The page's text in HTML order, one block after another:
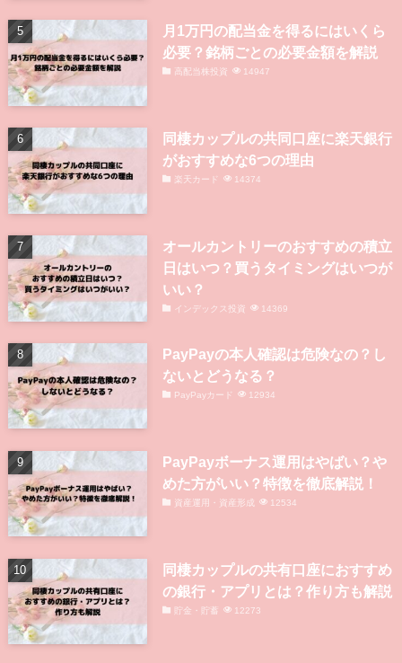
月1万円の配当金を得るにはいくら
必要？銘柄ごとの必要金額を解説
高配当株投資 14947
同棲カップルの共同口座に楽天銀行
がおすすめな6つの理由
楽天カード 14374
オールカントリーのおすすめの積立
日はいつ？買うタイミングはいつが
いい？
インデックス投資 14369
PayPayの本人確認は危険なの？し
ないとどうなる？
PayPayカード 12934
PayPayボーナス運用はやばい？や
めた方がいい？特徴を徹底解説！
資産運用・資産形成 12534
同棲カップルの共有口座におすすめ
の銀行・アプリとは？作り方も解説
貯金・貯蓄 12273